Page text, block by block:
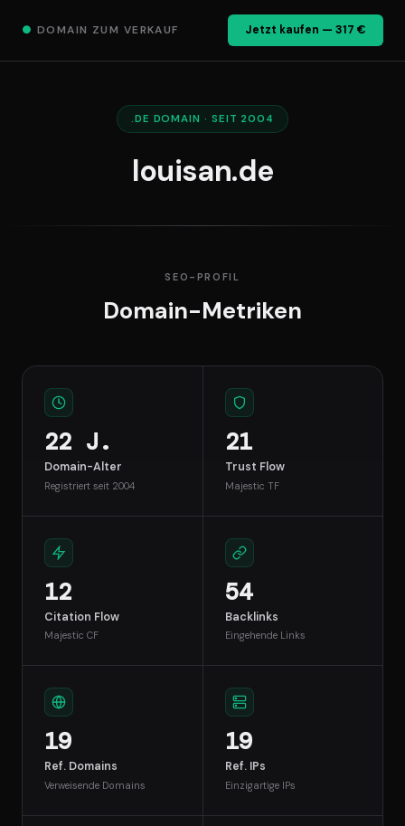
● DOMAIN ZUM VERKAUF Jetzt kaufen — 317 €
.DE DOMAIN · SEIT 2004
louisan.de
SEO-PROFIL
Domain-Metriken
22 J.
Domain-Alter
Registriert seit 2004
21
Trust Flow
Majestic TF
12
Citation Flow
Majestic CF
54
Backlinks
Eingehende Links
19
Ref. Domains
Verweisende Domains
19
Ref. IPs
Einzigartige IPs